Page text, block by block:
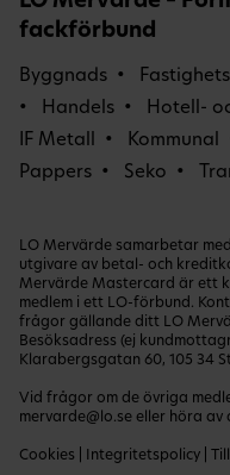
fackförbund
Byggnads Fastighets
Handels
Hotell-
IF Metall
Kommunal
Pappers
Seko
LO Mervärde samarbetar
utgivare av betal- och
Mervärde Mastercard är ett
medlem i ett LO-förbund.
frågor gällande ditt LO
Besöksadress (ej
Klarabergsgatan 60, 105 34
Vid frågor om de övriga
mervarde@lo.se eller höra av
Cookies Integritetspolicy